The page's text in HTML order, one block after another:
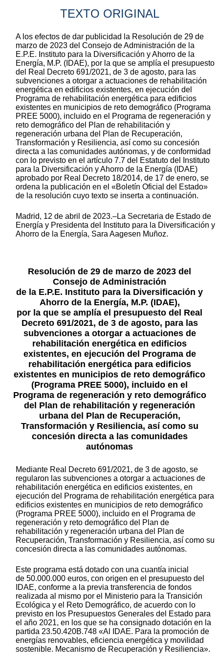
TEXTO ORIGINAL
A los efectos de dar publicidad la Resolución de 29 de
marzo de 2023 del Consejo de Administración de la
E.P.E. Instituto para la Diversificación y Ahorro de la
Energía, M.P. (IDAE), por la que se amplía el presupuesto
del Real Decreto 691/2021, de 3 de agosto, para las
subvenciones a otorgar a actuaciones de rehabilitación
energética en edificios existentes, en ejecución del
Programa de rehabilitación energética para edificios
existentes en municipios de reto demográfico (Programa
PREE 5000), incluido en el Programa de regeneración y
reto demográfico del Plan de rehabilitación y
regeneración urbana del Plan de Recuperación,
Transformación y Resiliencia, así como su concesión
directa a las comunidades autónomas, y de conformidad
con lo previsto en el artículo 7.7 del Estatuto del Instituto
para la Diversificación y Ahorro de la Energía (IDAE)
aprobado por Real Decreto 18/2014, de 17 de enero, se
ordena la publicación en el «Boletín Oficial del Estado»
de la resolución cuyo texto se inserta a continuación.
Madrid, 12 de abril de 2023.–La Secretaria de Estado de
Energía y Presidenta del Instituto para la Diversificación y
Ahorro de la Energía, Sara Aagesen Muñoz.
Resolución de 29 de marzo de 2023 del
Consejo de Administración
de la E.P.E. Instituto para la Diversificación y
Ahorro de la Energía, M.P. (IDAE),
por la que se amplía el presupuesto del Real
Decreto 691/2021, de 3 de agosto, para las
subvenciones a otorgar a actuaciones de
rehabilitación energética en edificios
existentes, en ejecución del Programa de
rehabilitación energética para edificios
existentes en municipios de reto demográfico
(Programa PREE 5000), incluido en el
Programa de regeneración y reto demográfico
del Plan de rehabilitación y regeneración
urbana del Plan de Recuperación,
Transformación y Resiliencia, así como su
concesión directa a las comunidades
autónomas
Mediante Real Decreto 691/2021, de 3 de agosto, se
regularon las subvenciones a otorgar a actuaciones de
rehabilitación energética en edificios existentes, en
ejecución del Programa de rehabilitación energética para
edificios existentes en municipios de reto demográfico
(Programa PREE 5000), incluido en el Programa de
regeneración y reto demográfico del Plan de
rehabilitación y regeneración urbana del Plan de
Recuperación, Transformación y Resiliencia, así como su
concesión directa a las comunidades autónomas.
Este programa está dotado con una cuantía inicial
de 50.000.000 euros, con origen en el presupuesto del
IDAE, conforme a la previa transferencia de fondos
realizada al mismo por el Ministerio para la Transición
Ecológica y el Reto Demográfico, de acuerdo con lo
previsto en los Presupuestos Generales del Estado para
el año 2021, en los que se ha consignado dotación en la
partida 23.50.420B.748 «Al IDAE. Para la promoción de
energías renovables, eficiencia energética y movilidad
sostenible. Mecanismo de Recuperación y Resiliencia».